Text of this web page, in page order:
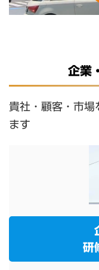
企業
貴社・顧客・市場
ます
研